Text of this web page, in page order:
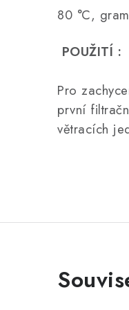
80 °C,
POUŽITÍ :
Pro
první
větracích